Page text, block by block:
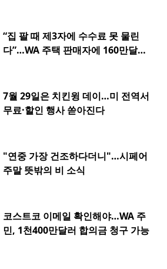
“집 팔 때 제3자에 수수료 못 물린
다”…WA 주택 판매자에 160만달러
7월 29일은 치킨윙 데이…미 전역서
무료·할인 행사 쏟아진다
"연중 가장 건조하다더니"…시페어
주말 뜻밖의 비 소식
코스트코 이메일 확인해야…WA 주
민, 1천400만달러 합의금 청구 가능